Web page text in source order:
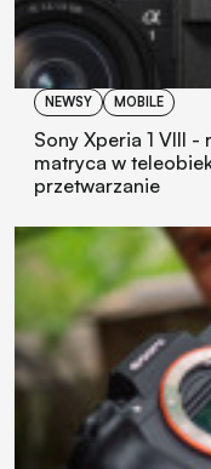
NEWSY MOBILE
Sony Xperia 1 VIII -
matryca w
przetwarzanie